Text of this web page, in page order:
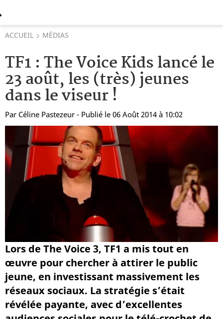
ACCUEIL MÉDIAS
TF1 : The Voice Kids lancé le
23 août, les (très) jeunes
dans le viseur !
Par Céline Pastezeur - Publié le 06 Août 2014 à 10:02
Lors de The Voice 3, TF1 a mis tout en
œuvre pour chercher à attirer le public
jeune, en investissant massivement les
réseaux sociaux. La stratégie s’était
révélée payante, avec d’excellentes